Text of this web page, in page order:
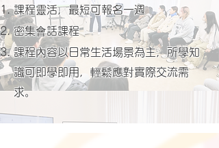
課程靈活，最短可報名一週
密集會話課程
課程內容以日常生活場景為主，所學知
識可即學即用，輕鬆應對實際交流需
求。